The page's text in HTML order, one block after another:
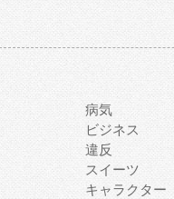
病気
ビジネス
違反
スイーツ
キャラクター